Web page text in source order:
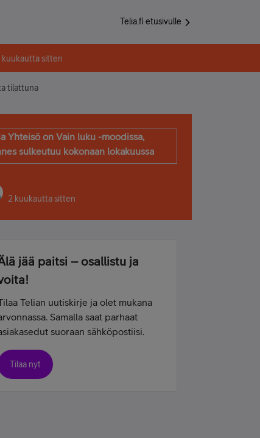
Telia.fi etusivulle
kuukautta sitten
tilattuna
Yhteisö on Vain luku -moodissa,
sulkeutuu kokonaan lokakuussa
2 kuukautta sitten
jää paitsi – osallistu ja
Telian uutiskirje ja olet mukana
Samalla saat parhaat
suoraan sähköpostiisi.
Tilaa nyt